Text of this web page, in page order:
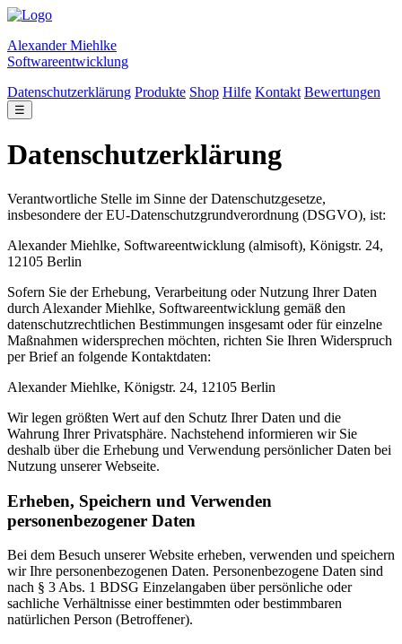
Alexander Miehlke
Softwareentwicklung
Datenschutzerklärung Produkte Shop Hilfe Kontakt Bewertungen
☰
Datenschutzerklärung
Verantwortliche Stelle im Sinne der Datenschutzgesetze,
insbesondere der EU-Datenschutzgrundverordnung (DSGVO), ist:
Alexander Miehlke, Softwareentwicklung (almisoft), Königstr. 24,
12105 Berlin
Sofern Sie der Erhebung, Verarbeitung oder Nutzung Ihrer Daten
durch Alexander Miehlke, Softwareentwicklung gemäß den
datenschutzrechtlichen Bestimmungen insgesamt oder für einzelne
Maßnahmen widersprechen möchten, richten Sie Ihren Widerspruch
per Brief an folgende Kontaktdaten:
Alexander Miehlke, Königstr. 24, 12105 Berlin
Wir legen größten Wert auf den Schutz Ihrer Daten und die
Wahrung Ihrer Privatsphäre. Nachstehend informieren wir Sie
deshalb über die Erhebung und Verwendung persönlicher Daten bei
Nutzung unserer Webseite.
Erheben, Speichern und Verwenden
personenbezogener Daten
Bei dem Besuch unserer Website erheben, verwenden und speichern
wir Ihre personenbezogenen Daten. Personenbezogene Daten sind
nach § 3 Abs. 1 BDSG Einzelangaben über persönliche oder
sachliche Verhältnisse einer bestimmten oder bestimmbaren
natürlichen Person (Betroffener).